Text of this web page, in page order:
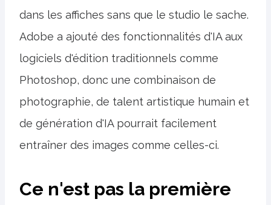
dans les affiches sans que le studio le sache.
Adobe a ajouté des fonctionnalités d'IA aux
logiciels d'édition traditionnels comme
Photoshop, donc une combinaison de
photographie, de talent artistique humain et
de génération d'IA pourrait facilement
entraîner des images comme celles-ci.
Ce n'est pas la première